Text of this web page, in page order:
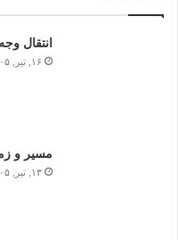
انتقال
۱۶, تیر, ۱۴۰۵
مسیر و
۱۳, تیر, ۱۴۰۵